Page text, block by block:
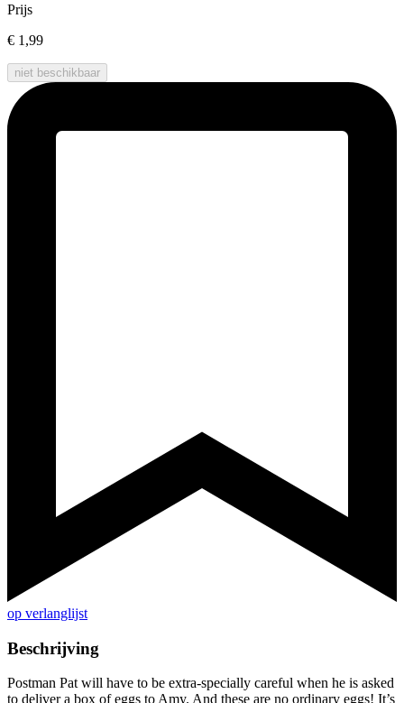
Prijs
€ 1,99
niet beschikbaar
op verlanglijst
Beschrijving
Postman Pat will have to be extra-specially careful when he is asked
to deliver a box of eggs to Amy. And these are no ordinary eggs! It’s